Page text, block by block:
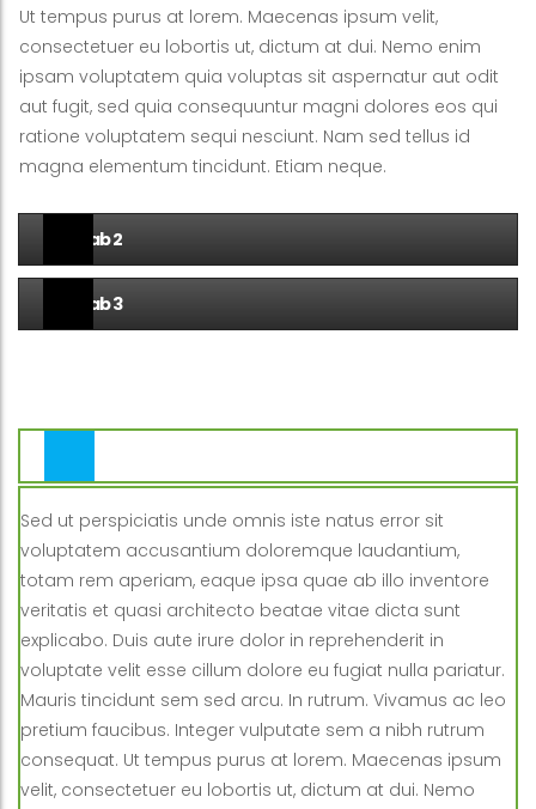
Ut tempus purus at lorem. Maecenas ipsum velit,
consectetuer eu lobortis ut, dictum at dui. Nemo enim
ipsam voluptatem quia voluptas sit aspernatur aut odit
aut fugit, sed quia consequuntur magni dolores eos qui
ratione voluptatem sequi nesciunt. Nam sed tellus id
magna elementum tincidunt. Etiam neque.
Tab 2
Tab 3
Sed ut perspiciatis unde omnis iste natus error sit
voluptatem accusantium doloremque laudantium,
totam rem aperiam, eaque ipsa quae ab illo inventore
veritatis et quasi architecto beatae vitae dicta sunt
explicabo. Duis aute irure dolor in reprehenderit in
voluptate velit esse cillum dolore eu fugiat nulla pariatur.
Mauris tincidunt sem sed arcu. In rutrum. Vivamus ac leo
pretium faucibus. Integer vulputate sem a nibh rutrum
consequat. Ut tempus purus at lorem. Maecenas ipsum
velit, consectetuer eu lobortis ut, dictum at dui. Nemo